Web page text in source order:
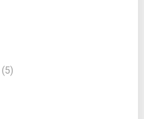
(5)